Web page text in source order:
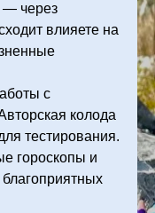
— через
влияете на
с
колода
тестирования.
гороскопы и